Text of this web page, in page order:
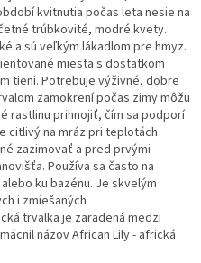
kvitnutia počas leta nesie na
trúbkovité, modré kvety.
a sú veľkým lákadlom pre hmyz.
miesta s dostatkom
tieni. Potrebuje výživné, dobre
zamokrení počas zimy môžu
rastlinu prihnojiť, čím sa podporí
citlivý na mráz pri teplotách
zazimovať a pred prvými
Používa sa často na
ku bazénu. Je skvelým
i zmiešaných
trvalka je zaradená medzi
názov African Lily - africká